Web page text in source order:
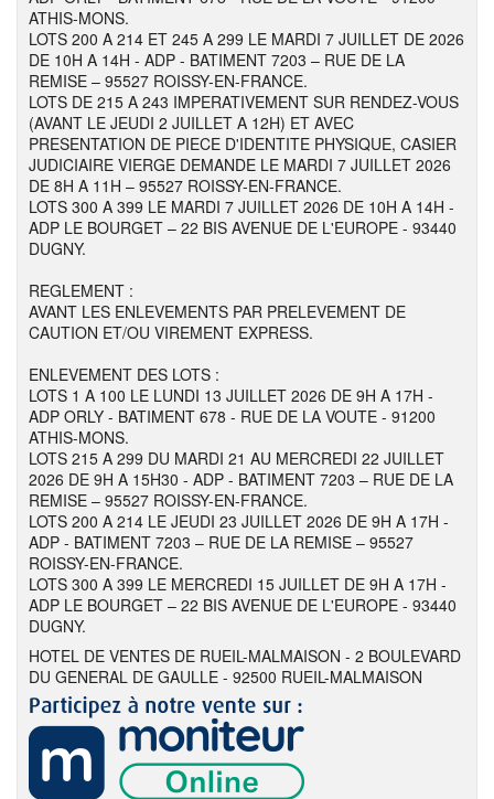
ATHIS-MONS.
LOTS 200 A 214 ET 245 A 299 LE MARDI 7 JUILLET DE 2026
DE 10H A 14H - ADP - BATIMENT 7203 – RUE DE LA
REMISE – 95527 ROISSY-EN-FRANCE.
LOTS DE 215 A 243 IMPERATIVEMENT SUR RENDEZ-VOUS
(AVANT LE JEUDI 2 JUILLET A 12H) ET AVEC
PRESENTATION DE PIECE D'IDENTITE PHYSIQUE, CASIER
JUDICIAIRE VIERGE DEMANDE LE MARDI 7 JUILLET 2026
DE 8H A 11H – 95527 ROISSY-EN-FRANCE.
LOTS 300 A 399 LE MARDI 7 JUILLET 2026 DE 10H A 14H -
ADP LE BOURGET – 22 BIS AVENUE DE L'EUROPE - 93440
DUGNY.
REGLEMENT :
AVANT LES ENLEVEMENTS PAR PRELEVEMENT DE
CAUTION ET/OU VIREMENT EXPRESS.
ENLEVEMENT DES LOTS :
LOTS 1 A 100 LE LUNDI 13 JUILLET 2026 DE 9H A 17H -
ADP ORLY - BATIMENT 678 - RUE DE LA VOUTE - 91200
ATHIS-MONS.
LOTS 215 A 299 DU MARDI 21 AU MERCREDI 22 JUILLET
2026 DE 9H A 15H30 - ADP - BATIMENT 7203 – RUE DE LA
REMISE – 95527 ROISSY-EN-FRANCE.
LOTS 200 A 214 LE JEUDI 23 JUILLET 2026 DE 9H A 17H -
ADP - BATIMENT 7203 – RUE DE LA REMISE – 95527
ROISSY-EN-FRANCE.
LOTS 300 A 399 LE MERCREDI 15 JUILLET DE 9H A 17H -
ADP LE BOURGET – 22 BIS AVENUE DE L'EUROPE - 93440
DUGNY.
HOTEL DE VENTES DE RUEIL-MALMAISON - 2 BOULEVARD
DU GENERAL DE GAULLE - 92500 RUEIL-MALMAISON